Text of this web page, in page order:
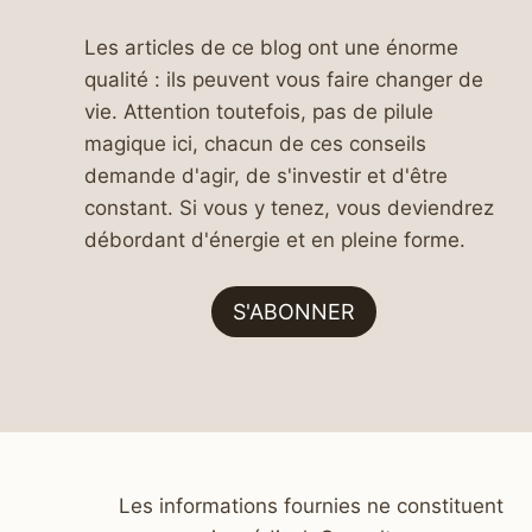
Les articles de ce blog ont une énorme
qualité : ils peuvent vous faire changer de
vie. Attention toutefois, pas de pilule
magique ici, chacun de ces conseils
demande d'agir, de s'investir et d'être
constant. Si vous y tenez, vous deviendrez
débordant d'énergie et en pleine forme.
S'ABONNER
Les informations fournies ne constituent